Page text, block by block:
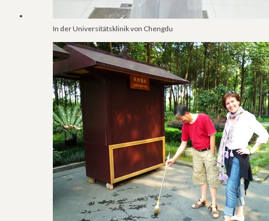
In der Universitätsklinik von Chengdu